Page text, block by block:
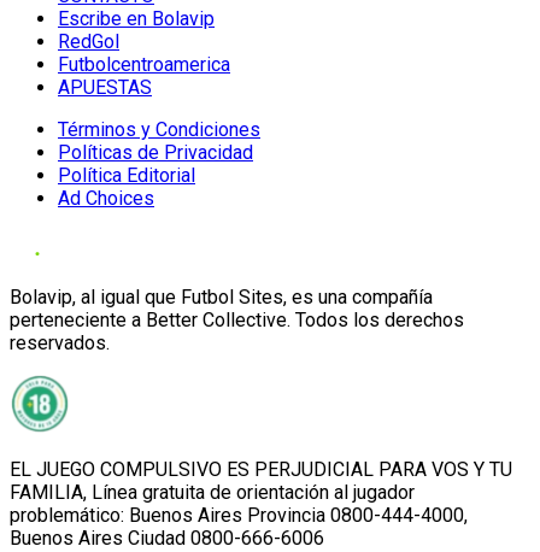
Escribe en Bolavip
RedGol
Futbolcentroamerica
APUESTAS
Términos y Condiciones
Políticas de Privacidad
Política Editorial
Ad Choices
Bolavip, al igual que Futbol Sites, es una compañía
perteneciente a Better Collective. Todos los derechos
reservados.
EL JUEGO COMPULSIVO ES PERJUDICIAL PARA VOS Y TU
FAMILIA, Línea gratuita de orientación al jugador
problemático: Buenos Aires Provincia 0800-444-4000,
Buenos Aires Ciudad 0800-666-6006